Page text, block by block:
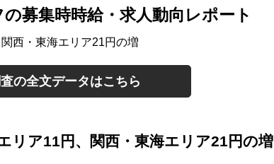
募集時時給・求人動向レポート
西・東海エリア21円の増
の全文データはこちら
リア11円、関西・東海エリア21円の増